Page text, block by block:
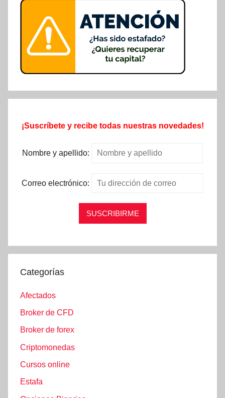
¡Suscríbete y recibe todas nuestras novedades!
Nombre y apellido:
Correo electrónico:
Categorías
Afectados
Broker de CFD
Broker de forex
Criptomonedas
Cursos online
Estafa